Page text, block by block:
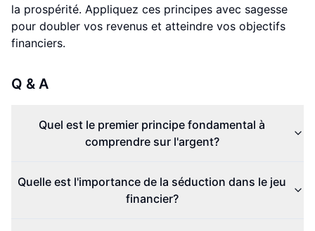
la prospérité. Appliquez ces principes avec sagesse
pour doubler vos revenus et atteindre vos objectifs
financiers.
Q & A
Quel est le premier principe fondamental à
comprendre sur l'argent?
Quelle est l'importance de la séduction dans le jeu
financier?